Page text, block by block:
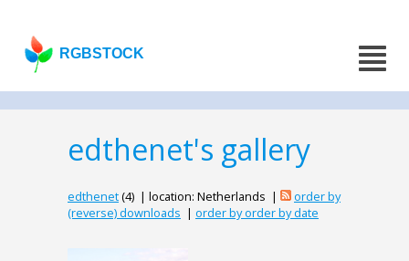
RGBSTOCK
edthenet's gallery
edthenet(4) | location: Netherlands |
order by
(reverse) downloads | order by order by date